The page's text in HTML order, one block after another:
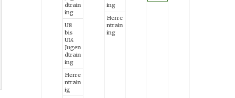
dtrain
ing
U8
bis
U14
Jugen
dtrain
ing
Herre
ntrain
ig
ing
Herre
ntrain
ing